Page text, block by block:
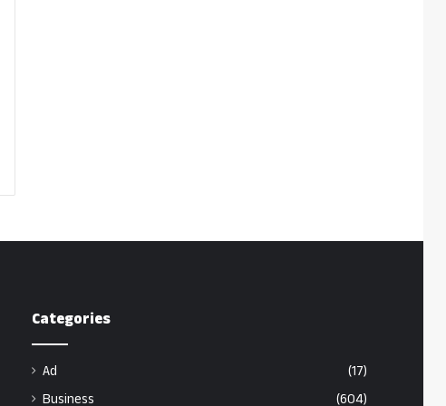
Categories
Ad
(17)
Business
(604)